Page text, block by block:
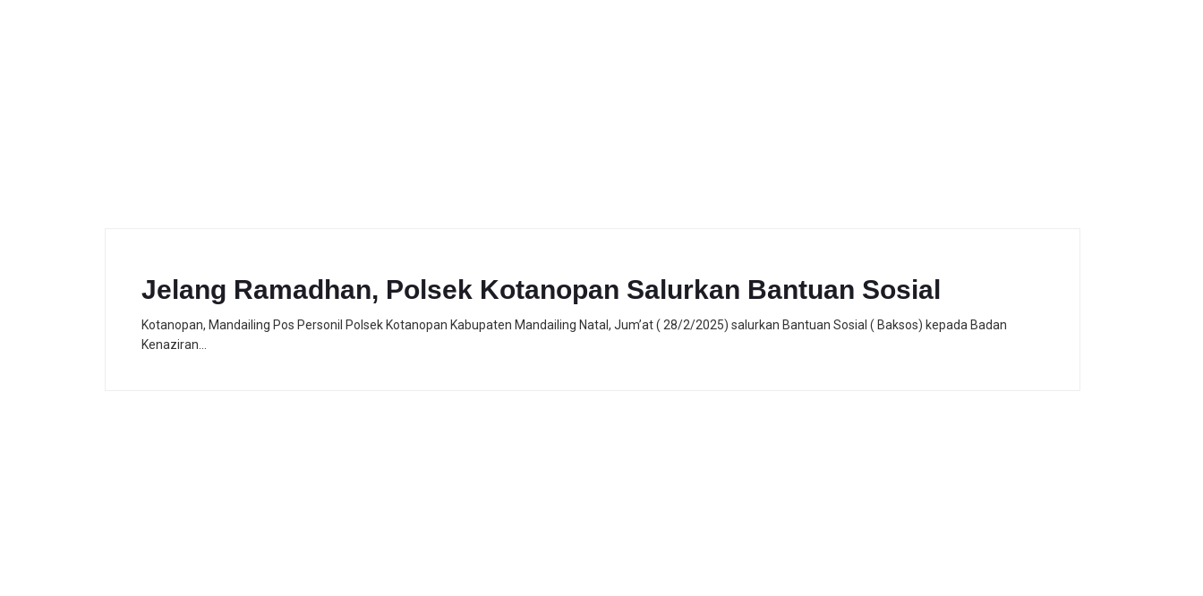
Jelang Ramadhan, Polsek Kotanopan Salurkan Bantuan Sosial
Kotanopan, Mandailing Pos Personil Polsek Kotanopan Kabupaten Mandailing Natal, Jum’at ( 28/2/2025) salurkan Bantuan Sosial ( Baksos) kepada Badan
Kenaziran…